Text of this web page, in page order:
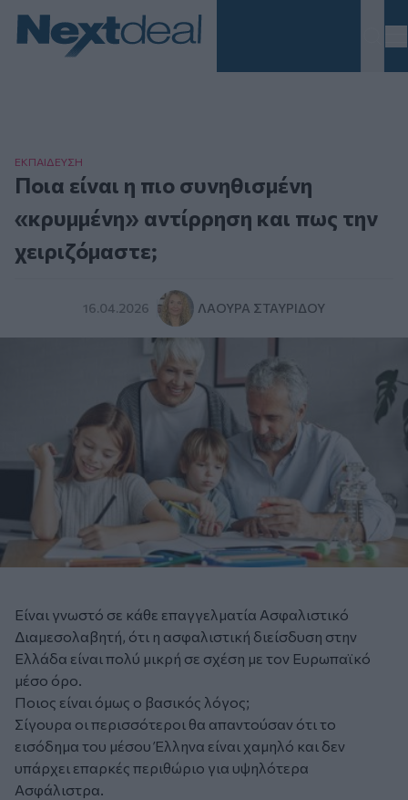
ΕΚΠΑΙΔΕΥΣΗ
Ποια είναι η πιο συνηθισμένη
«κρυμμένη» αντίρρηση και πως την
χειριζόμαστε;
16.04.2026 ΛΆΟΥΡΑ ΣΤΑΥΡΊΔΟΥ
Είναι γνωστό σε κάθε επαγγελματία Ασφαλιστικό
Διαμεσολαβητή, ότι η ασφαλιστική διείσδυση στην
Ελλάδα είναι πολύ μικρή σε σχέση με τον Ευρωπαϊκό
μέσο όρο.
Ποιος είναι όμως ο βασικός λόγος;
Σίγουρα οι περισσότεροι θα απαντούσαν ότι το
εισόδημα του μέσου Έλληνα είναι χαμηλό και δεν
υπάρχει επαρκές περιθώριο για υψηλότερα
Ασφάλιστρα.